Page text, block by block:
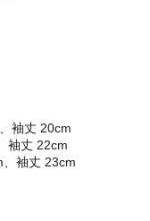
袖丈 20cm
袖丈 22cm
袖丈 23cm